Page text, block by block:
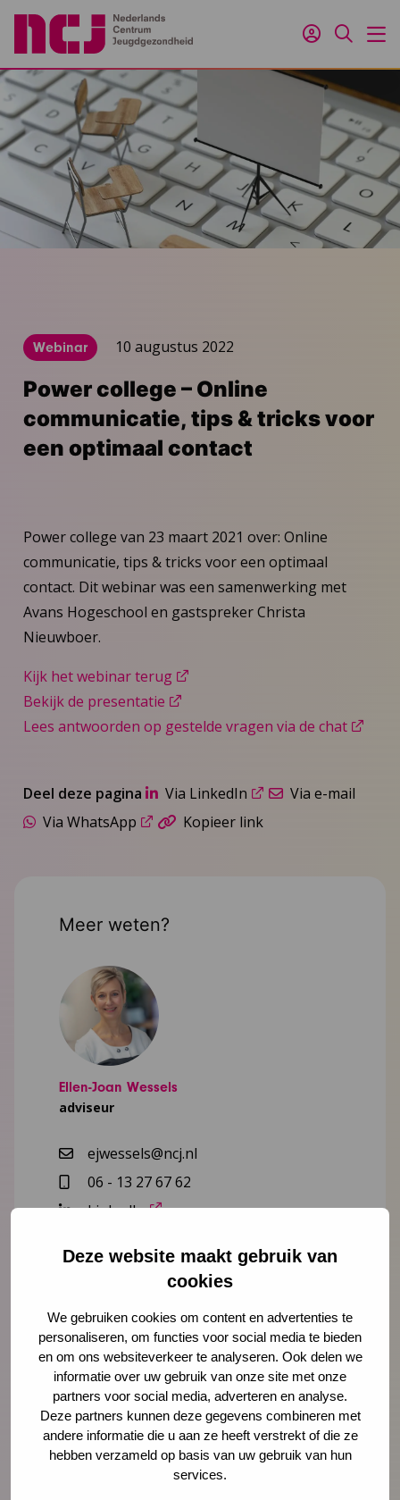
Deze website maakt gebruik van
cookies
We gebruiken cookies om content en advertenties te
personaliseren, om functies voor social media te bieden
en om ons websiteverkeer te analyseren. Ook delen we
informatie over uw gebruik van onze site met onze
partners voor social media, adverteren en analyse.
Deze partners kunnen deze gegevens combineren met
andere informatie die u aan ze heeft verstrekt of die ze
hebben verzameld op basis van uw gebruik van hun
services.
Inloggen
Zoeken
Webinar 10 augustus 2022
Power college – Online
communicatie, tips & tricks voor
een optimaal contact
Power college van 23 maart 2021 over: Online
communicatie, tips & tricks voor een optimaal
contact. Dit webinar was een samenwerking met
Avans Hogeschool en gastspreker Christa
Nieuwboer.
Kijk het webinar terug
Bekijk de presentatie
Lees antwoorden op gestelde vragen via de chat
Deel deze pagina Via LinkedIn
Via e-mail
Via WhatsApp
Kopieer link
Meer weten?
Ellen-Joan Wessels
adviseur
ejwessels@ncj.nl
06 - 13 27 67 62
LinkedIn
Lees meer over Ellen-Joan Wessels
"*" geeft vereiste velden aan
Naam *
E-mailadres *